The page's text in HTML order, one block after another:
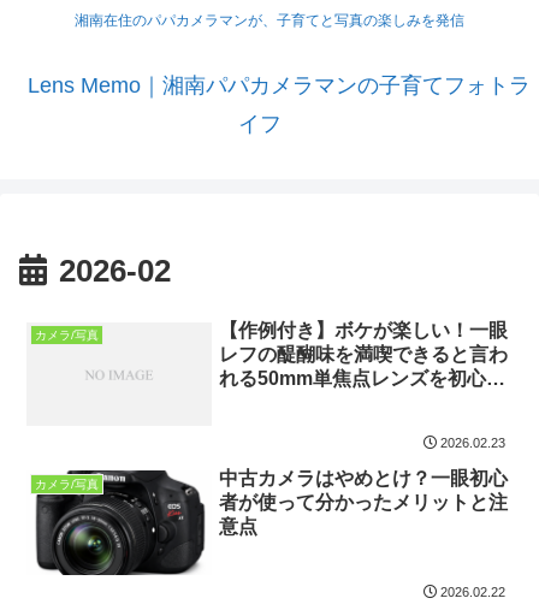
湘南在住のパパカメラマンが、子育てと写真の楽しみを発信
Lens Memo｜湘南パパカメラマンの子育てフォトラ
イフ
2026-02
カメラ/写真
【作例付き】ボケが楽しい！一眼
レフの醍醐味を満喫できると言わ
れる50mm単焦点レンズを初心者
2026.02.23
カメラ/写真
中古カメラはやめとけ？一眼初心
者が使って分かったメリットと注
意点
2026.02.22